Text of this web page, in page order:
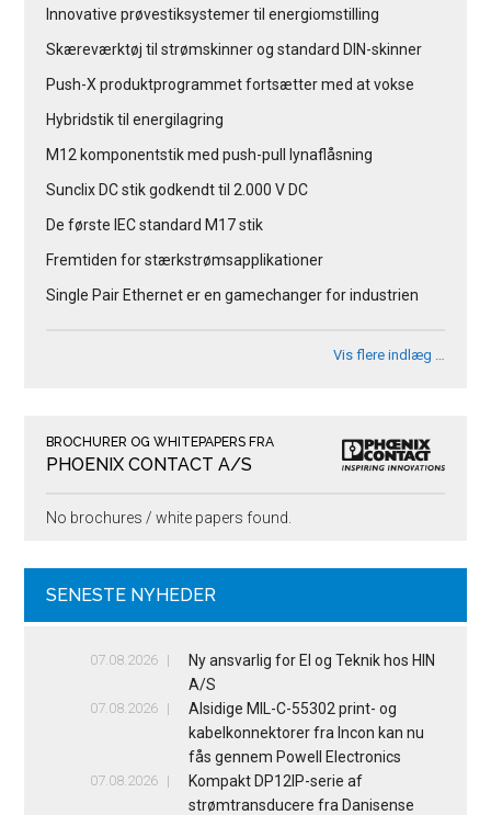
Innovative prøvestiksystemer til energiomstilling
Skæreværktøj til strømskinner og standard DIN-skinner
Push-X produktprogrammet fortsætter med at vokse
Hybridstik til energilagring
M12 komponentstik med push-pull lynaflåsning
Sunclix DC stik godkendt til 2.000 V DC
De første IEC standard M17 stik
Fremtiden for stærkstrømsapplikationer
Single Pair Ethernet er en gamechanger for industrien
Vis flere indlæg …
BROCHURER OG WHITEPAPERS FRA
PHOENIX CONTACT A/S
No brochures / white papers found.
SENESTE NYHEDER
07.08.2026
Ny ansvarlig for El og Teknik hos HIN
A/S
07.08.2026
Alsidige MIL-C-55302 print- og
kabelkonnektorer fra Incon kan nu
fås gennem Powell Electronics
07.08.2026
Kompakt DP12IP-serie af
strømtransducere fra Danisense